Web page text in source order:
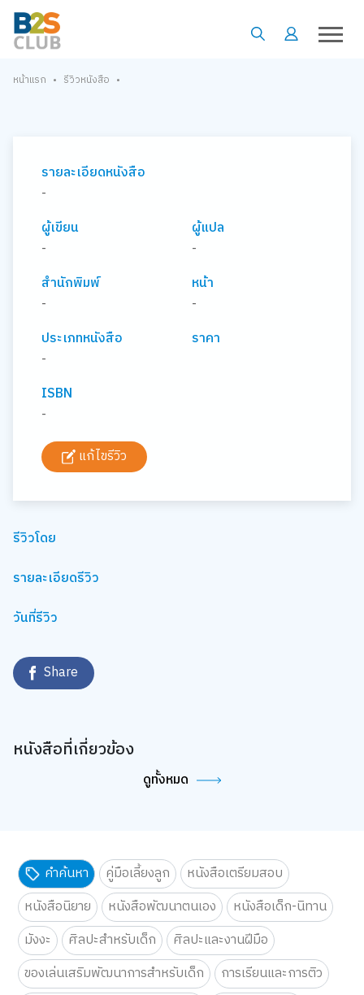
หน้าแรก • รีวิวหนังสือ •
รายละเอียดหนังสือ
-
ผู้เขียน
-
ผู้แปล
-
สำนักพิมพ์
-
หน้า
-
ประเภทหนังสือ
-
ราคา
ISBN
-
แก้ไขรีวิว
รีวิวโดย
รายละเอียดรีวิว
วันที่รีวิว
Share
หนังสือที่เกี่ยวข้อง
ดูทั้งหมด
คำค้นหา คู่มือเลี้ยงลูก
หนังสือเตรียมสอบ
หนังสือนิยาย
หนังสือพัฒนาตนเอง
หนังสือเด็ก-นิทาน
มังงะ
ศิลปะสำหรับเด็ก
ศิลปะและงานฝีมือ
ของเล่นเสริมพัฒนาการสำหรับเด็ก
การเรียนและการติว